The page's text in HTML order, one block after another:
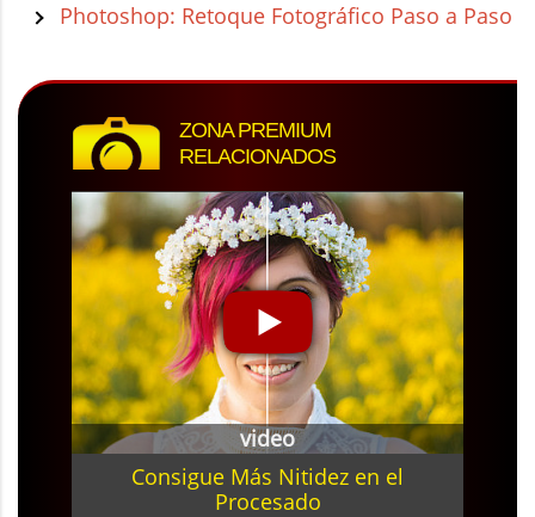
Photoshop: Retoque Fotográfico Paso a Paso
ZONA PREMIUM
RELACIONADOS
video
Consigue Más Nitidez en el
Procesado